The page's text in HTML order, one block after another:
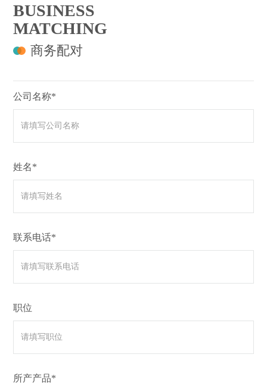
BUSINESS
MATCHING
商务配对
公司名称*
姓名*
联系电话*
职位
所产产品*